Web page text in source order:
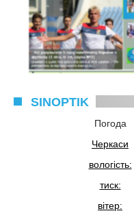
SINOPTIK
Погода
Черкаси
вологість:
тиск:
вітер: